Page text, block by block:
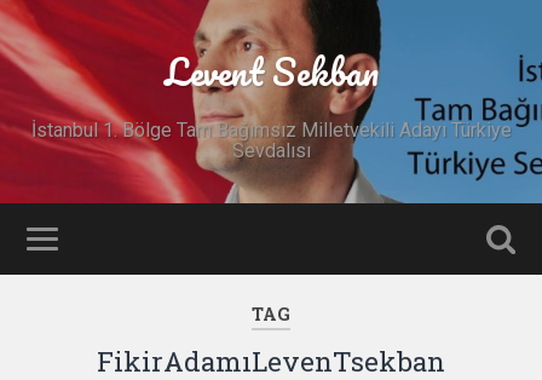
Levent Sekban
İstanbul 1. Bölge Tam Bağımsız Milletvekili Adayı Türkiye
Sevdalısı
TAG
FikirAdamıLevenTsekban